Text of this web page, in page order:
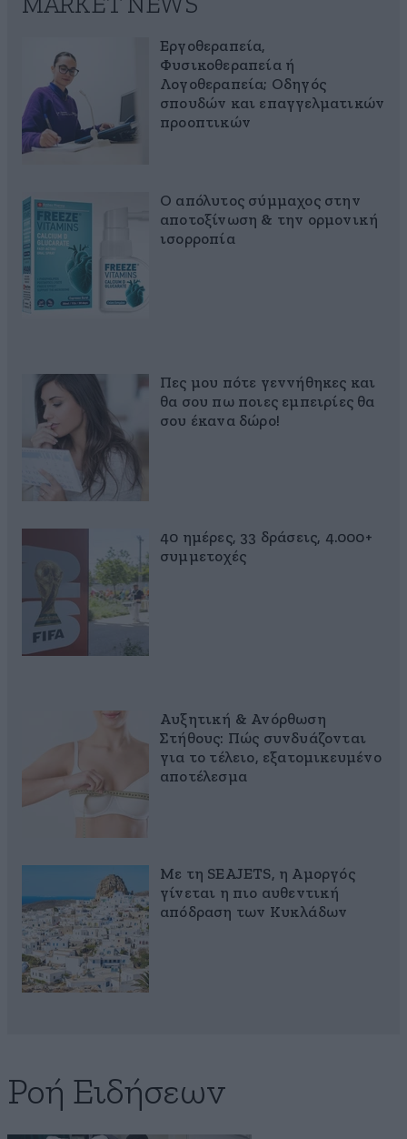
MARKET NEWS
Εργοθεραπεία,
Φυσικοθεραπεία ή
Λογοθεραπεία; Οδηγός
σπουδών και επαγγελματικών
προοπτικών
Ο απόλυτος σύμμαχος στην
αποτοξίνωση & την ορμονική
ισορροπία
Πες μου πότε γεννήθηκες και
θα σου πω ποιες εμπειρίες θα
σου έκανα δώρο!
40 ημέρες, 33 δράσεις, 4.000+
συμμετοχές
Αυξητική & Ανόρθωση
Στήθους: Πώς συνδυάζονται
για το τέλειο, εξατομικευμένο
αποτέλεσμα
Με τη SEAJETS, η Αμοργός
γίνεται η πιο αυθεντική
απόδραση των Κυκλάδων
Ροή Ειδήσεων